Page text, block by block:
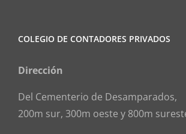
COLEGIO DE CONTADORES PRIVADOS
Dirección
Del Cementerio de Desamparados,
200m sur, 300m oeste y 800m